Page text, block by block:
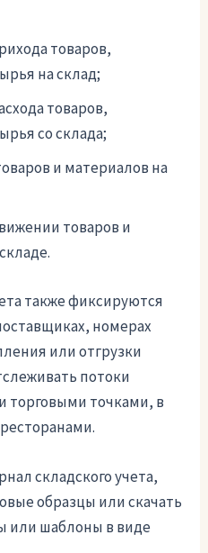
товаров,
на склад;
товаров,
со склада;
и материалов на
товаров и
также фиксируются
номерах
или отгрузки
потоки
торговыми точками, в
складского учета,
образцы или скачать
или шаблоны в виде